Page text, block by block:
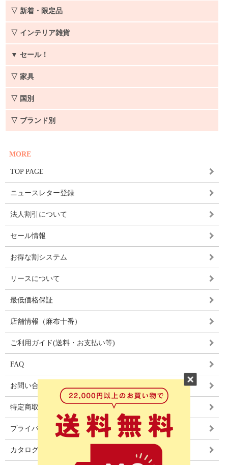
▽ 新着・限定品
▽ インテリア雑貨
▼ セール！
▽ 家具
▽ 国別
▽ ブランド別
MORE
TOP PAGE
ニュースレター登録
法人割引について
セール情報
お得な割システム
リースについて
最低価格保証
店舗情報（麻布十番）
ご利用ガイド(送料・お支払い等)
FAQ
お問い合わせ
特定商取引法に基づく表記
プライバシーポリシー
カタログ